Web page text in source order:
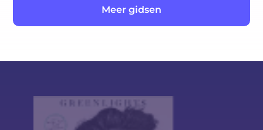
Meer gidsen